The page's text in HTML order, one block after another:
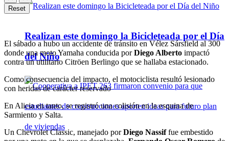
Realizan este domingo la Bicicleteada por el Día
del Niño
Reset
El sábado a hubo un accidente de tránsito en Vélez Sársfield al 300
donde una moto Yamaha conducida porDiego Alberto impactó
contra un utilitario Citröen Berlingo que se hallaba estacionado.
Como consecuencia del impacto, el motociclista resultó lesionado
con heridas de carácter reservado
En Alicia en tanto, se registró una colisión en la esquina de
Sarmiento y Salta.
Un Chevrolet Classic, manejado porDiego Nassiffue embestido